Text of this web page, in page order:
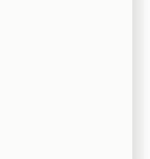
surfaces en bois